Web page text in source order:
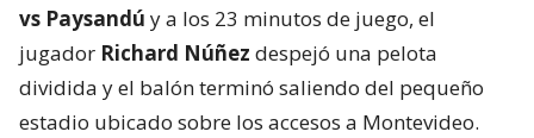
vs Paysandú y a los 23 minutos de juego, el
jugador Richard Núñez despejó una pelota
dividida y el balón terminó saliendo del pequeño
estadio ubicado sobre los accesos a Montevideo.